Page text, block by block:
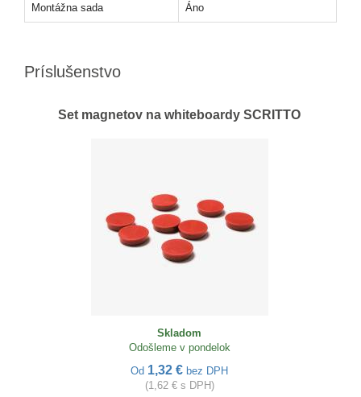
Montážna sada Áno
Príslušenstvo
Set magnetov na whiteboardy SCRITTO
Skladom
Odošleme v pondelok
Od 1,32 € bez DPH
(1,62 € s DPH)